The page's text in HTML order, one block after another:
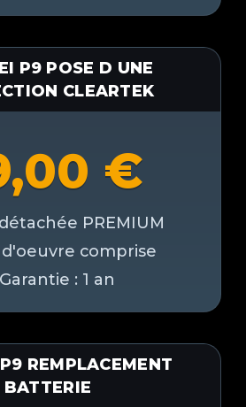
P9 POSE D UNE
CLEARTEK
€
REMPLACEMENT
BATTERIE